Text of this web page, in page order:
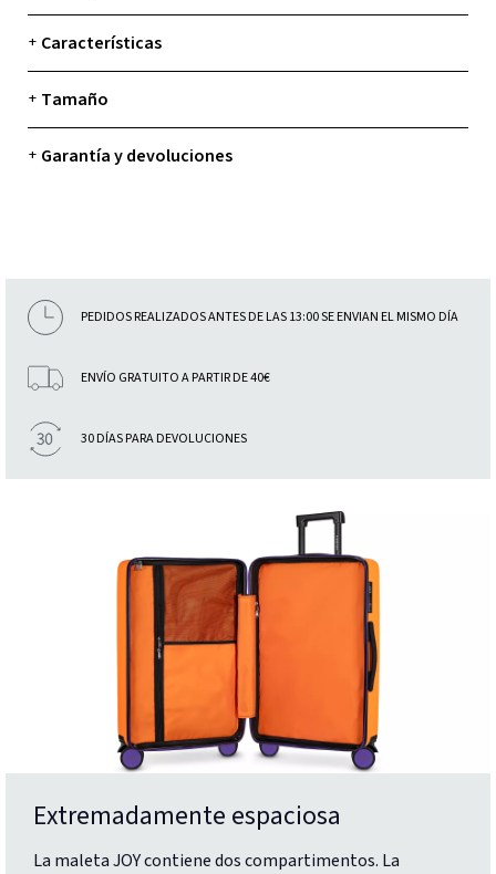
+ Características
+ Tamaño
+ Garantía y devoluciones
PEDIDOS REALIZADOS ANTES DE LAS 13:00 SE ENVIAN EL MISMO DÍA
ENVÍO GRATUITO A PARTIR DE 40€
30 DÍAS PARA DEVOLUCIONES
Extremadamente espaciosa
La maleta JOY contiene dos compartimentos. La